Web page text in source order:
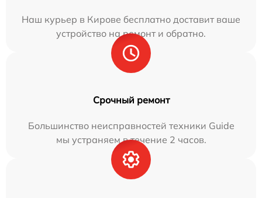
Наш курьер в Кирове бесплатно доставит ваше
устройство на ремонт и обратно.
Срочный ремонт
Большинство неисправностей техники Guide
мы устраняем в течение 2 часов.